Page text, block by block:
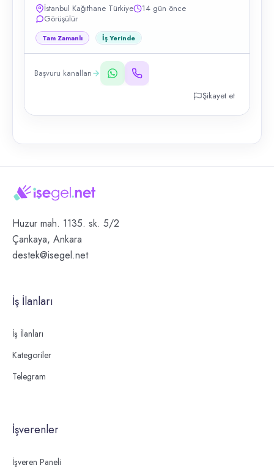
İstanbul Kağıthane Türkiye
14 gün önce
Görüşülür
Tam Zamanlı İş Yerinde
Başvuru kanalları
Şikayet et
Huzur mah. 1135. sk. 5/2
Çankaya, Ankara
destek@isegel.net
İş İlanları
İş İlanları
Kategoriler
Telegram
İşverenler
İşveren Paneli